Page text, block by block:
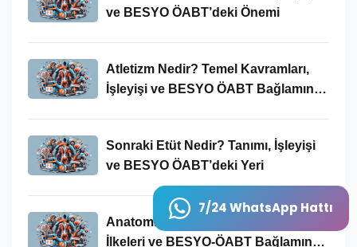
7/24 WhatsApp Hattı
ve BESYO ÖABT’deki Önemi
Atletizm Nedir? Temel Kavramları,
İşleyişi ve BESYO ÖABT Bağlamında
Sonraki Etüt Nedir? Tanımı, İşleyişi
ve BESYO ÖABT’deki Yeri
Anatomik Kavramı: Tanımı, Temel
İlkeleri ve BESYO-ÖABT Bağlamında